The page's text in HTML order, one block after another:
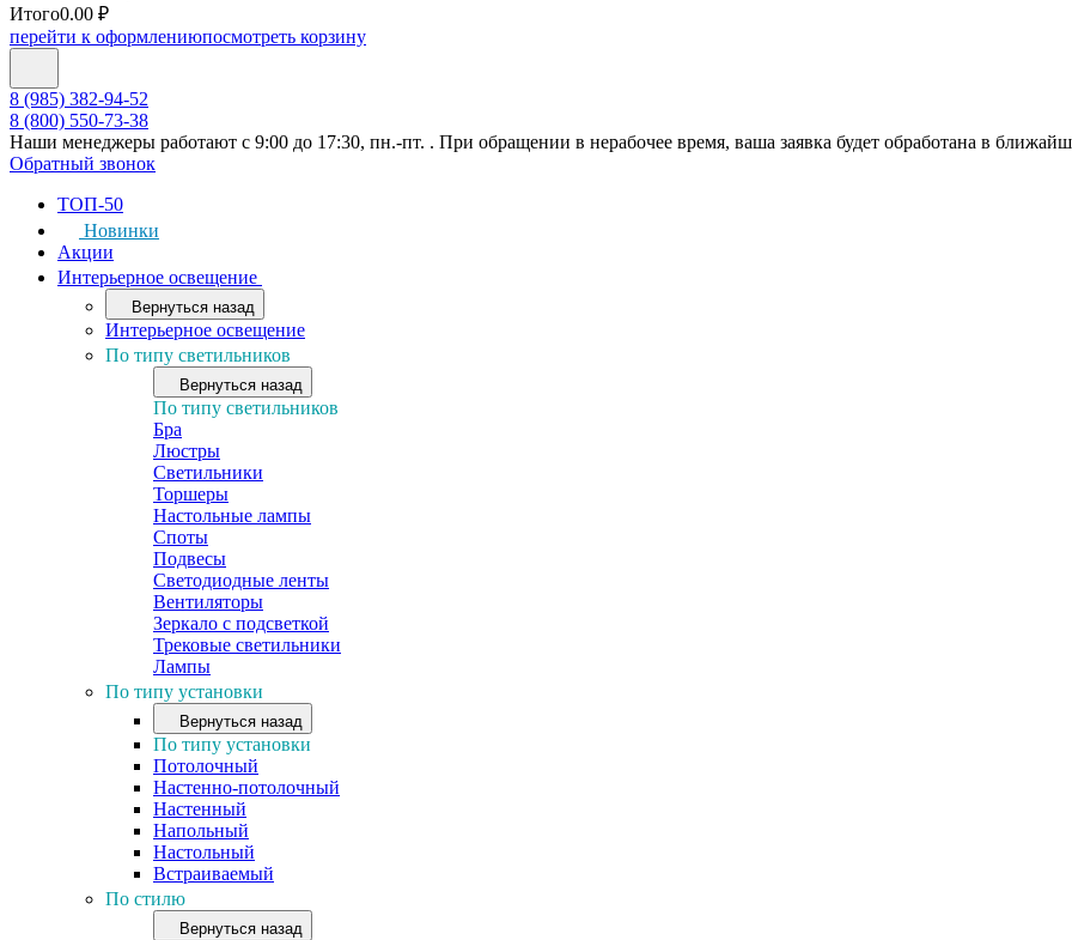
Итого0.00 ₽
перейти к оформлениюпосмотреть корзину
8 (985) 382-94-52
8 (800) 550-73-38
Наши менеджеры работают с 9:00 до 17:30, пн.-пт. . При обращении в нерабочее время, ваша заявка будет обработана в
Обратный звонок
ТОП-50
Новинки
Акции
Интерьерное освещение
Вернуться назад
Интерьерное освещение
По типу светильников
Вернуться назад
По типу светильников
Бра
Люстры
Светильники
Торшеры
Настольные лампы
Споты
Подвесы
Светодиодные ленты
Вентиляторы
Зеркало с подсветкой
Трековые светильники
Лампы
По типу установки
Вернуться назад
По типу установки
Потолочный
Настенно-потолочный
Настенный
Напольный
Настольный
Встраиваемый
По стилю
Вернуться назад